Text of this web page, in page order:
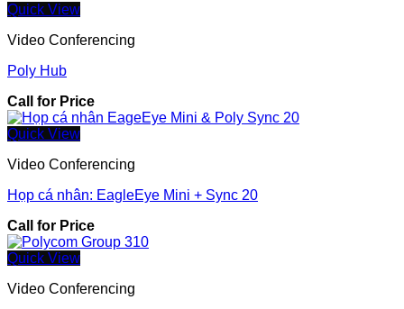
Quick View
Video Conferencing
Poly Hub
Call for Price
Quick View
Video Conferencing
Họp cá nhân: EagleEye Mini + Sync 20
Call for Price
Quick View
Video Conferencing